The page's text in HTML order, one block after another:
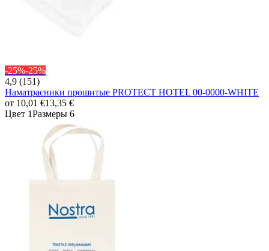
-25%-25%
4,9 (151)
Наматрасники прошитые PROTECT HOTEL 00-0000-WHITE
от 10,01 €13,35 €
Цвет 1Размеры 6